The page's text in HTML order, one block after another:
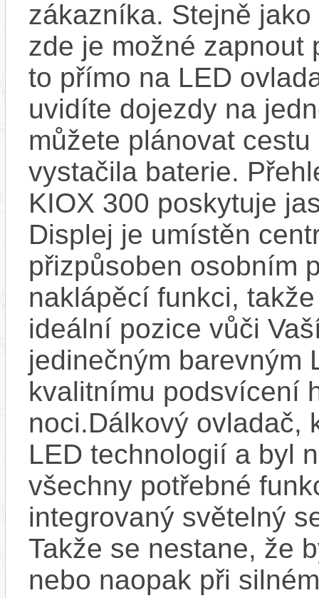
zákazníka. Stejně
zde je možné zapnout
to přímo na LED
uvidíte dojezdy na
můžete plánovat
vystačila baterie.
KIOX 300 poskytuje
Displej je umístěn
přizpůsoben osobním
naklápěcí funkci,
ideální pozice vůči
jedinečným barevným
kvalitnímu podsvícení
noci.Dálkový ovladač,
LED technologií a byl
všechny potřebné
integrovaný světelný
Takže se nestane, že
nebo naopak při